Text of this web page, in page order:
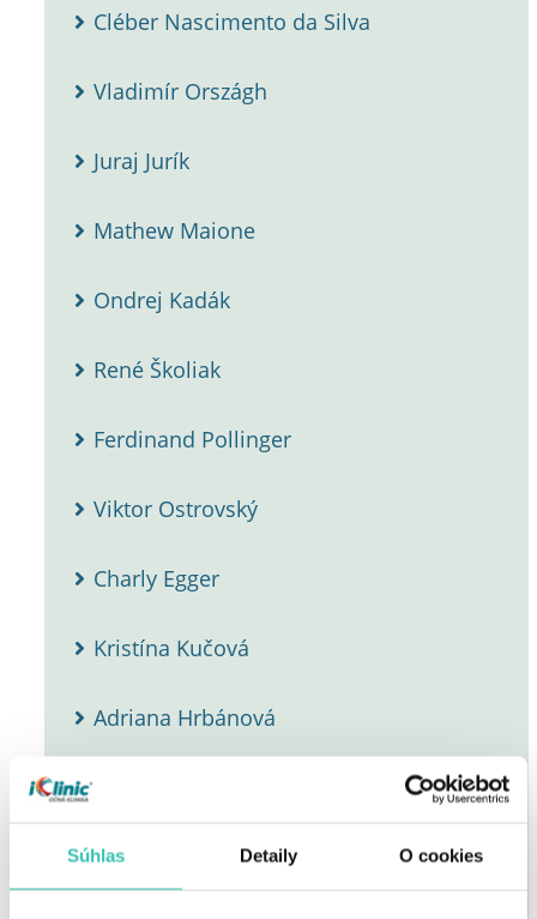
Súhlas Detaily O cookies
Cléber Nascimento da Silva
Vladimír Országh
Juraj Jurík
Mathew Maione
Ondrej Kadák
René Školiak
Ferdinand Pollinger
Viktor Ostrovský
Charly Egger
Kristína Kučová
Adriana Hrbánová
Denisa Vyšňovská